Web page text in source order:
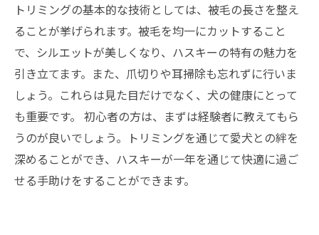
トリミングの基本的な技術としては、被毛の長さを整え
ることが挙げられます。被毛を均一にカットすること
で、シルエットが美しくなり、ハスキーの特有の魅力を
引き立てます。また、爪切りや耳掃除も忘れずに行いま
しょう。これらは見た目だけでなく、犬の健康にとって
も重要です。 初心者の方は、まずは経験者に教えてもら
うのが良いでしょう。トリミングを通じて愛犬との絆を
深めることができ、ハスキーが一年を通じて快適に過ご
せる手助けをすることができます。